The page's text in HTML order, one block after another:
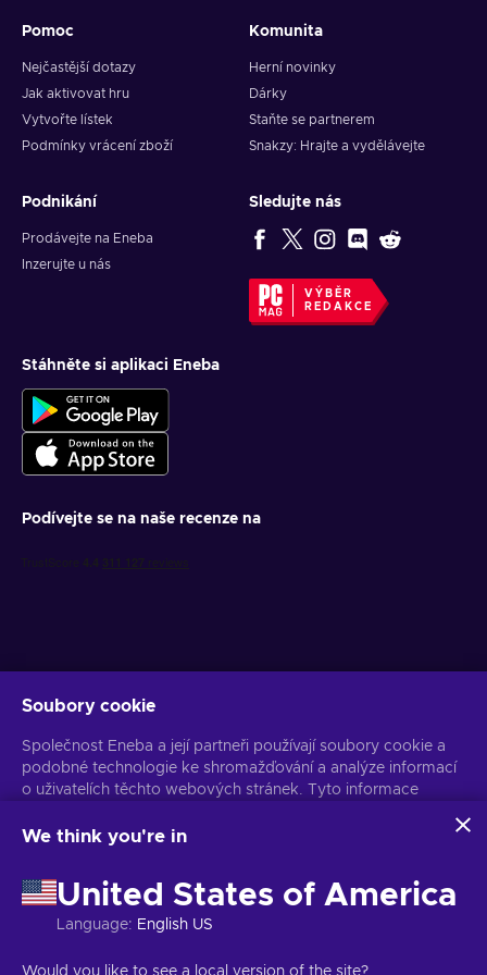
Press the Redeem button to finish the process;
Pomoc
Nejčastější dotazy
Jak aktivovat hru
Vytvořte lístek
Podmínky vrácení zboží
Komunita
Herní novinky
Dárky
Staňte se partnerem
Snakzy: Hrajte a vydělávejte
Podnikání
Prodávejte na Eneba
Inzerujte u nás
Sledujte nás
VÝBĚR
REDAKCE
Stáhněte si aplikaci Eneba
Podívejte se na naše recenze na
Získejte personalizované nabídky her
Předplatit
Z odběru se můžete kdykoli odhlásit. Více informací naleznete v
Copyright © 2026 Eneba. Všechna práva vyhrazena. JSC „Helis play“,
Soubory cookie
Společnost Eneba a její partneři používají soubory cookie a
podobné technologie ke shromažďování a analýze informací
o uživatelích těchto webových stránek. Tyto informace
stránkách. Vaše osobní údaje mohou být také použity k
Kliknutím na tlačítko „Přijmout vše“ souhlasíte s používáním
těchto technologií společností Eneba a jejími partnery. Svůj
souhlas můžete upravit kliknutím na tlačítko „Přizpůsobit“.
naleznete na Bezpečnost a ochrana osobních údajů firem
We think you're in
United States of America
Language: English US